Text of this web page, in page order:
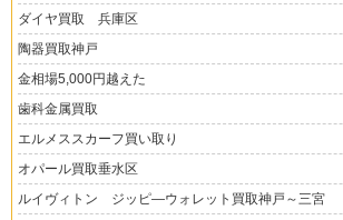
ダイヤ買取 兵庫区
陶器買取神戸
金相場5,000円越えた
歯科金属買取
エルメススカーフ買い取り
オパール買取垂水区
ルイヴィトン ジッピ―ウォレット買取神戸～三宮